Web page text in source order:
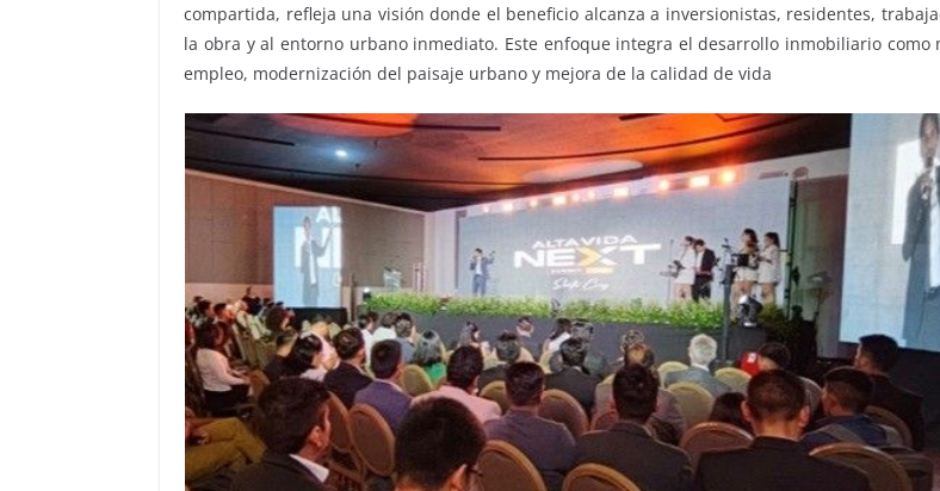
compartida, refleja una visión donde el beneficio alcanza a inversionistas, residentes,
la obra y al entorno urbano inmediato. Este enfoque integra el desarrollo inmobiliario como
empleo, modernización del paisaje urbano y mejora de la calidad de vida